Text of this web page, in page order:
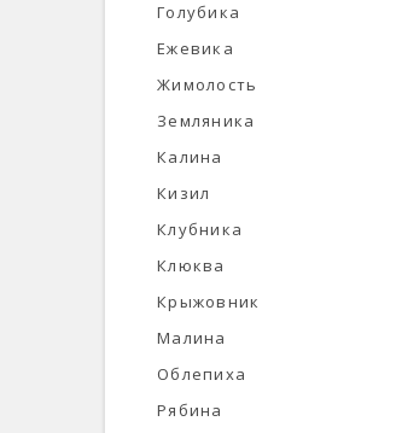
Голубика
Ежевика
Жимолость
Земляника
Калина
Кизил
Клубника
Клюква
Крыжовник
Малина
Облепиха
Рябина